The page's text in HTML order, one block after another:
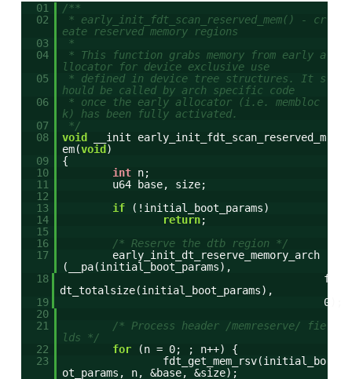
01
/**
02
* early_init_fdt_scan_reserved_mem() - cr
eate reserved memory regions
03
*
04
* This function grabs memory from early a
llocator for device exclusive use
05
* defined in device tree structures. It s
hould be called by arch specific code
06
* once the early allocator (i.e. membloc
k) has been fully activated.
07
*/
08
void
__init early_init_fdt_scan_reserved_m
em(void )
09
{
10
int n;
11
u64 base, size;
12
13
if
(!initial_boot_params)
14
return;
15
16
/* Reserve the dtb region */
17
early_init_dt_reserve_memory_arch
(__pa(initial_boot_params),
18
f
dt_totalsize(initial_boot_params),
19
0);
20
21
/* Process header /memreserve/ fie
lds */
22
for
(n = 0; ; n++) {
23
fdt_get_mem_rsv(initial_bo
ot_params, n, &base, &size);